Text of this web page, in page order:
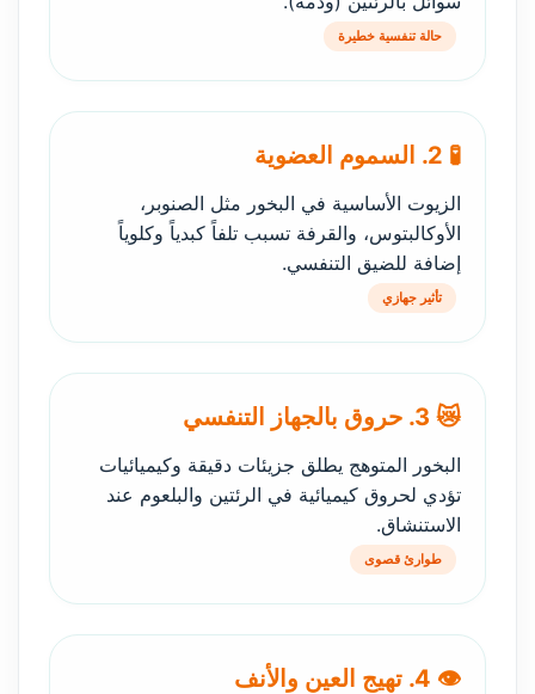
حالة تنفسية خطيرة
🧪 2. السموم العضوية
الزيوت الأساسية في البخور مثل الصنوبر،
الأوكالبتوس، والقرفة تسبب تلفاً كبدياً وكلوياً
إضافة للضيق التنفسي.
تأثير جهازي
😿 3. حروق بالجهاز التنفسي
البخور المتوهج يطلق جزيئات دقيقة وكيميائيات
تؤدي لحروق كيميائية في الرئتين والبلعوم عند
الاستنشاق.
طوارئ قصوى
👁️ 4. تهيج العين والأنف